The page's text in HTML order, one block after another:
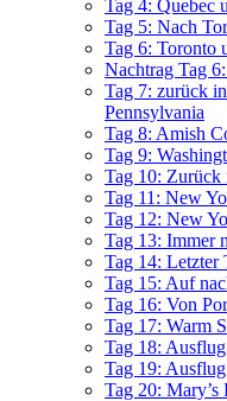
Tag 4: Quebec
Tag 5: Nach
Tag 6: Toronto
Nachtrag Tag
Tag 7: zurück
Pennsylvania
Tag 8: Amish
Tag 9:
Tag 10: Zurück
Tag 11: New
Tag 12: New
Tag 13: Immer
Tag 14: Letzter
Tag 15: Auf
Tag 16: Von
Tag 17: Warm
Tag 18:
Tag 19:
Tag 20: Mary’s